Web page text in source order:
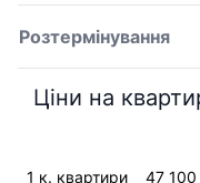
Розтермінування
Ціни на
1 к. квартири 47